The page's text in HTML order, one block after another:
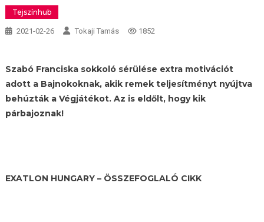
Tejszínhub
2021-02-26 Tokaji Tamás 1852
Szabó Franciska sokkoló sérülése extra motivációt
adott a Bajnokoknak, akik remek teljesítményt nyújtva
behúzták a Végjátékot. Az is eldőlt, hogy kik
párbajoznak!
EXATLON HUNGARY – ÖSSZEFOGLALÓ CIKK